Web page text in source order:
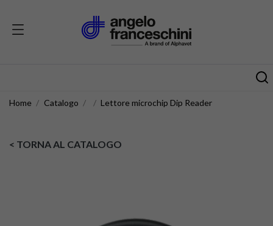
Home Catalogo Lettore microchip Dip Reader
< TORNA AL CATALOGO